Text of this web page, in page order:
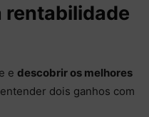
rentabilidade
e descobrir os melhores
dois ganhos com